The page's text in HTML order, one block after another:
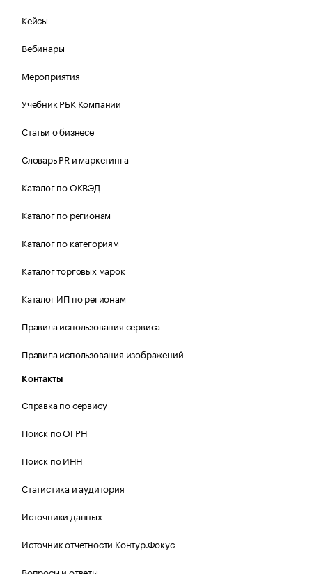
Кейсы
Вебинары
Мероприятия
Учебник РБК Компании
Статьи о бизнесе
Словарь PR и маркетинга
Каталог по ОКВЭД
Каталог по регионам
Каталог по категориям
Каталог торговых марок
Каталог ИП по регионам
Правила использования сервиса
Правила использования изображений
Контакты
Справка по сервису
Поиск по ОГРН
Поиск по ИНН
Статистика и аудитория
Источники данных
Источник отчетности Контур.Фокус